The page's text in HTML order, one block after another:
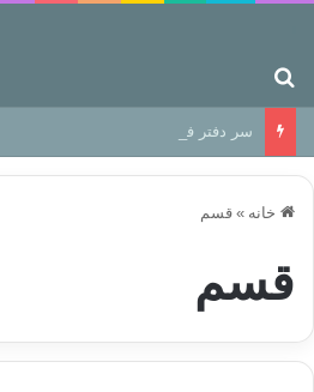
سر دفتر فساد در زمین‌، دوری
خانه » قسم
قسم